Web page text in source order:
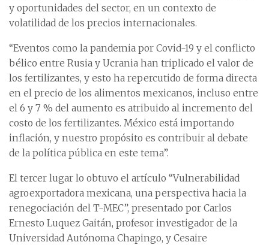
y oportunidades del sector, en un contexto de
volatilidad de los precios internacionales.
“Eventos como la pandemia por Covid-19 y el conflicto
bélico entre Rusia y Ucrania han triplicado el valor de
los fertilizantes, y esto ha repercutido de forma directa
en el precio de los alimentos mexicanos, incluso entre
el 6 y 7 % del aumento es atribuido al incremento del
costo de los fertilizantes. México está importando
inflación, y nuestro propósito es contribuir al debate
de la política pública en este tema”.
El tercer lugar lo obtuvo el artículo “Vulnerabilidad
agroexportadora mexicana, una perspectiva hacia la
renegociación del T-MEC”, presentado por Carlos
Ernesto Luquez Gaitán, profesor investigador de la
Universidad Autónoma Chapingo, y Cesaire